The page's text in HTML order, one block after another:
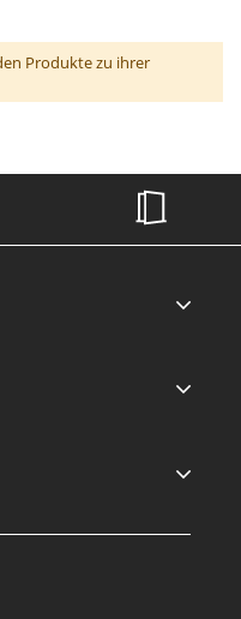
Produkte zu ihrer